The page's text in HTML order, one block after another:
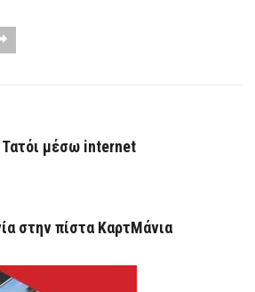
Τατόι μέσω internet
στην πίστα ΚαρτΜάνια